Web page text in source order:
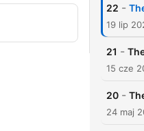
22 -
19 lip
21 -
15 cze
20 -
24 maj